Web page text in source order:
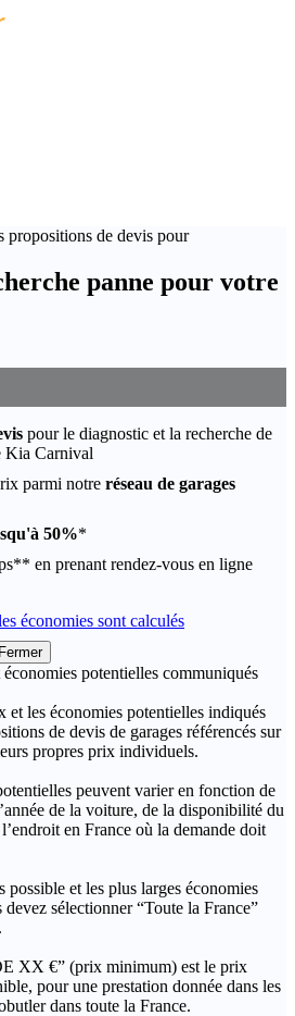
propositions de devis pour
panne pour votre
pour le diagnostic et la recherche de
Kia Carnival
parmi notre réseau de garages
50%*
en prenant rendez-vous en ligne
économies sont calculés
Fermer
potentielles communiqués
les économies potentielles indiqués
de devis de garages référencés sur
propres prix individuels.
peuvent varier en fonction de
de la voiture, de la disponibilité du
en France où la demande doit
et les plus larges économies
sélectionner “Toute la France”
XX €” (prix minimum) est le prix
pour une prestation donnée dans les
dans toute la France.